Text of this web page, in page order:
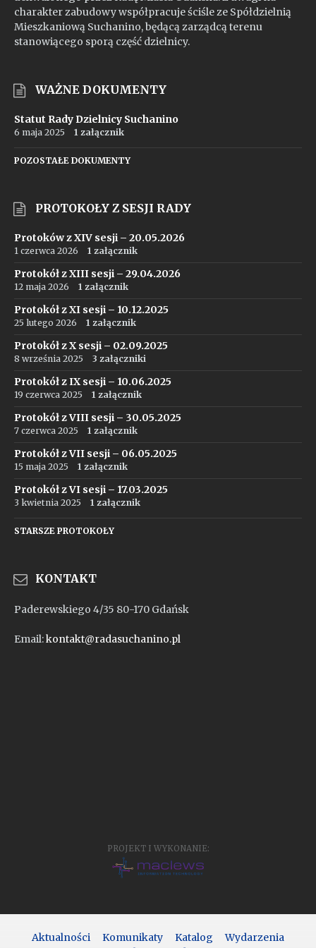
charakter zabudowy współpracuje ściśle ze Spółdzielnią
Mieszkaniową Suchanino, będącą zarządcą terenu
stanowiącego sporą część dzielnicy.
WAŻNE DOKUMENTY
Statut Rady Dzielnicy Suchanino
6 maja 2025 1 załącznik
POZOSTAŁE DOKUMENTY
PROTOKOŁY Z SESJI RADY
Protoków z XIV sesji – 20.05.2026
1 czerwca 2026 1 załącznik
Protokół z XIII sesji – 29.04.2026
12 maja 2026 1 załącznik
Protokół z XI sesji – 10.12.2025
25 lutego 2026 1 załącznik
Protokół z X sesji – 02.09.2025
8 września 2025 3 załączniki
Protokół z IX sesji – 10.06.2025
19 czerwca 2025 1 załącznik
Protokół z VIII sesji – 30.05.2025
7 czerwca 2025 1 załącznik
Protokół z VII sesji – 06.05.2025
15 maja 2025 1 załącznik
Protokół z VI sesji – 17.03.2025
3 kwietnia 2025 1 załącznik
STARSZE PROTOKOŁY
KONTAKT
Paderewskiego 4/35 80-170 Gdańsk
Email:kontakt@radasuchanino.pl
PROJEKT I WYKONANIE:
Aktualności Komunikaty Katalog
Wydarzenia